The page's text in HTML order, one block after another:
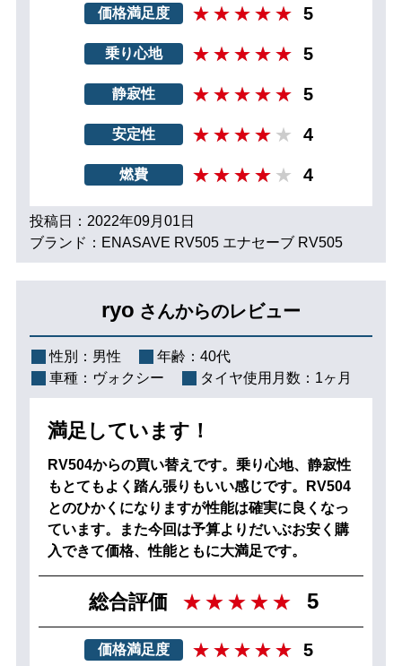
価格満足度 5
乗り心地 5
静寂性 5
安定性 4
燃費 4
投稿日：2022年09月01日
ブランド：ENASAVE RV505 エナセーブ RV505
ryo さんからのレビュー
性別： 男性 年齢： 40代
車種： ヴォクシー タイヤ使用月数： 1ヶ月
満足しています！
RV504からの買い替えです。乗り心地、静寂性
もとてもよく踏ん張りもいい感じです。RV504
とのひかくになりますが性能は確実に良くなっ
ています。また今回は予算よりだいぶお安く購
入できて価格、性能ともに大満足です。
総合評価 5
価格満足度 5